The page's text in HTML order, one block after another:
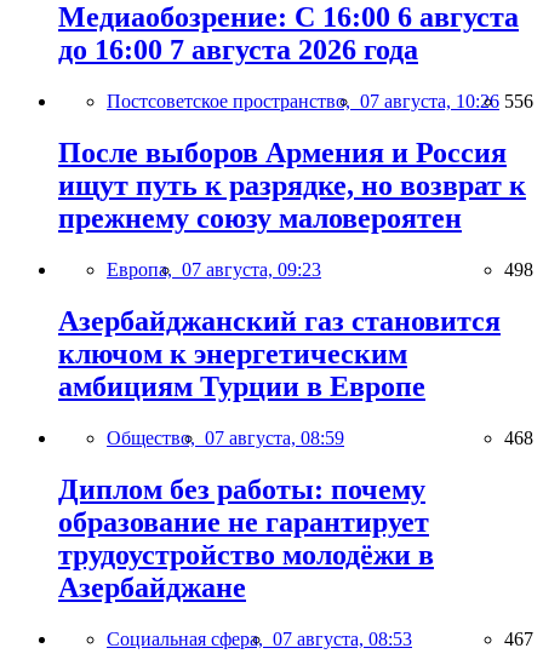
Медиаобозрение: С 16:00 6 августа
до 16:00 7 августа 2026 года
Постсоветское пространство, 07 августа, 10:26 556
После выборов Армения и Россия
ищут путь к разрядке, но возврат к
прежнему союзу маловероятен
Европа, 07 августа, 09:23 498
Азербайджанский газ становится
ключом к энергетическим
амбициям Турции в Европе
Общество, 07 августа, 08:59 468
Диплом без работы: почему
образование не гарантирует
трудоустройство молодёжи в
Азербайджане
Социальная сфера, 07 августа, 08:53 467